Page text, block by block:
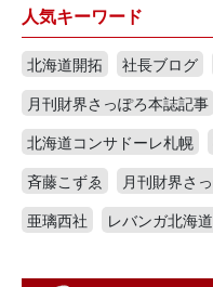
人気キーワード
北海道開拓 社長ブログ
月刊財界さっぽろ本誌記事
北海道コンサドーレ札幌
斉藤こずゑ
月刊財界さ
亜璃西社
レバンガ北海道